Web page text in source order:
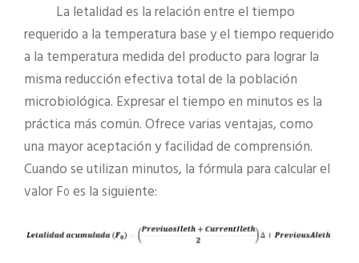
La letalidad es la relación entre el tiempo
requerido a la temperatura base y el tiempo requerido
a la temperatura medida del producto para lograr la
misma reducción efectiva total de la población
microbiológica. Expresar el tiempo en minutos es la
práctica más común. Ofrece varias ventajas, como
una mayor aceptación y facilidad de comprensión.
Cuando se utilizan minutos, la fórmula para calcular el
valor F0 es la siguiente: